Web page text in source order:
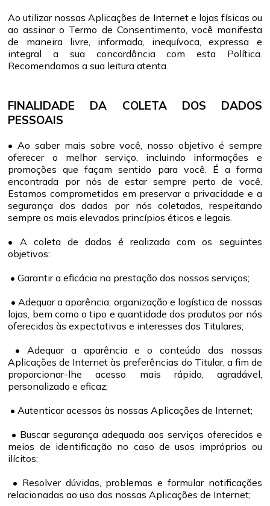
Ao utilizar nossas Aplicações de Internet e lojas físicas ou
ao assinar o Termo de Consentimento, você manifesta
de maneira livre, informada, inequívoca, expressa e
integral a sua concordância com esta Política.
Recomendamos a sua leitura atenta.
FINALIDADE DA COLETA DOS DADOS
PESSOAIS
• Ao saber mais sobre você, nosso objetivo é sempre
oferecer o melhor serviço, incluindo informações e
promoções que façam sentido para você. É a forma
encontrada por nós de estar sempre perto de você.
Estamos comprometidos em preservar a privacidade e a
segurança dos dados por nós coletados, respeitando
sempre os mais elevados princípios éticos e legais.
• A coleta de dados é realizada com os seguintes
objetivos:
• Garantir a eficácia na prestação dos nossos serviços;
• Adequar a aparência, organização e logística de nossas
lojas, bem como o tipo e quantidade dos produtos por nós
oferecidos às expectativas e interesses dos Titulares;
• Adequar a aparência e o conteúdo das nossas
Aplicações de Internet às preferências do Titular, a fim de
proporcionar-lhe acesso mais rápido, agradável,
personalizado e eficaz;
• Autenticar acessos às nossas Aplicações de Internet;
• Buscar segurança adequada aos serviços oferecidos e
meios de identificação no caso de usos impróprios ou
ilícitos;
• Resolver dúvidas, problemas e formular notificações
relacionadas ao uso das nossas Aplicações de Internet;